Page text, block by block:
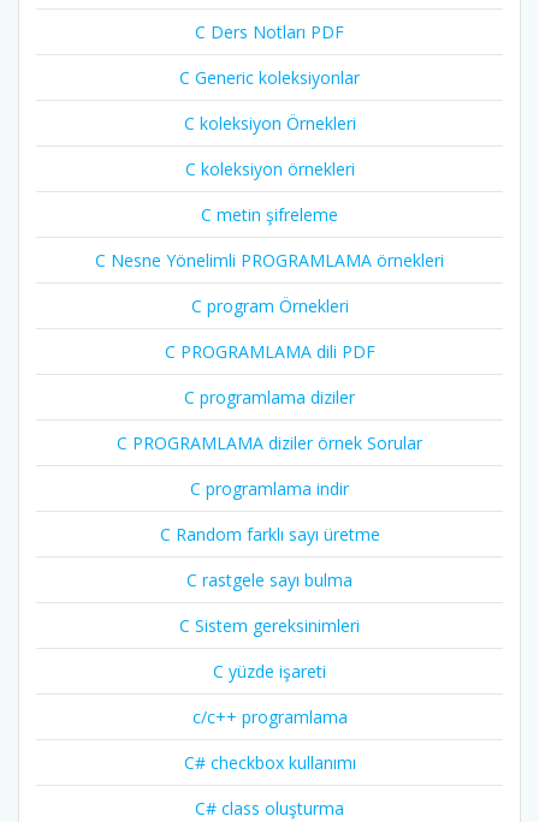
C Ders Notları PDF
C Generic koleksiyonlar
C koleksiyon Örnekleri
C koleksiyon örnekleri
C metin şifreleme
C Nesne Yönelimli PROGRAMLAMA örnekleri
C program Örnekleri
C PROGRAMLAMA dili PDF
C programlama diziler
C PROGRAMLAMA diziler örnek Sorular
C programlama indir
C Random farklı sayı üretme
C rastgele sayı bulma
C Sistem gereksinimleri
C yüzde işareti
c/c++ programlama
C# checkbox kullanımı
C# class oluşturma